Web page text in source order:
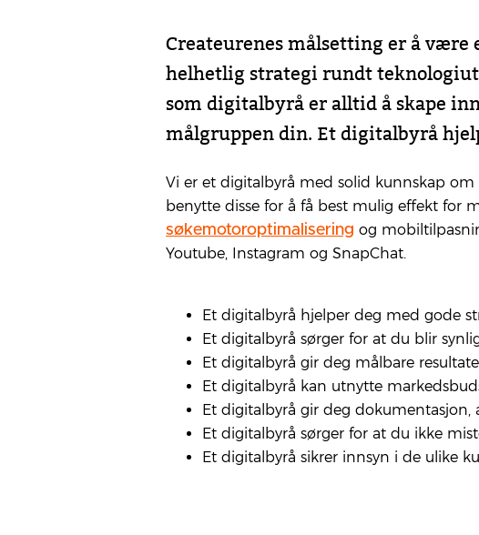
Createurenes målsetting er å
helhetlig strategi rundt
som digitalbyrå er alltid å skape
målgruppen din. Et digitalbyrå
Vi er et digitalbyrå med solid kunnskap
benytte disse for å få best mulig effekt for
søkemotoroptimalisering og
Youtube, Instagram og SnapChat.
Et digitalbyrå hjelper deg med gode
Et digitalbyrå sørger for at du blir
Et digitalbyrå gir deg målbare
Et digitalbyrå kan utnytte
Et digitalbyrå gir deg dokumentasjon,
Et digitalbyrå sørger for at du ikke
Et digitalbyrå sikrer innsyn i de ulike